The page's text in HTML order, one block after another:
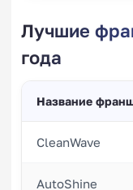
Лучшие
года
Название
CleanWave
AutoShine